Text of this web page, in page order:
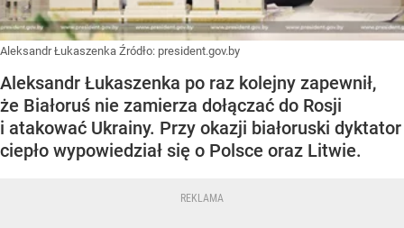
Aleksandr Łukaszenka Źródło: president.gov.by
Aleksandr Łukaszenka po raz kolejny zapewnił,
że Białoruś nie zamierza dołączać do Rosji
i atakować Ukrainy. Przy okazji białoruski dyktator
ciepło wypowiedział się o Polsce oraz Litwie.